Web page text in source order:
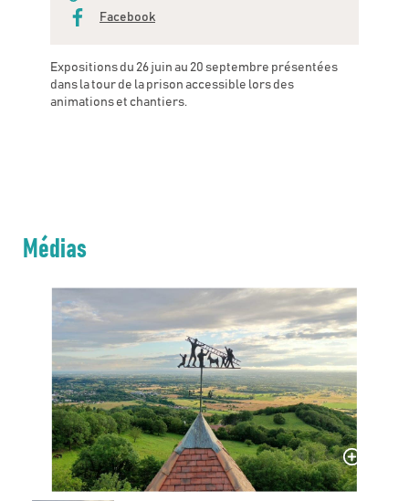
Facebook
Expositions du 26 juin au 20 septembre présentées
dans la tour de la prison accessible lors des
animations et chantiers.
Médias